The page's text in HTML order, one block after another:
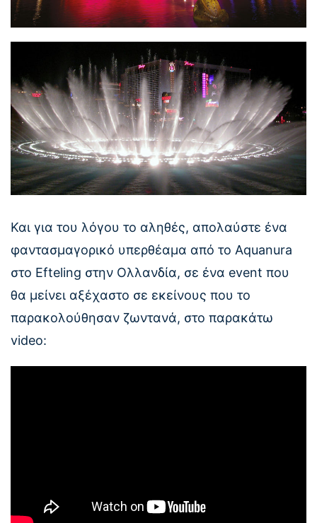
Και για του λόγου το αληθές, απολαύστε ένα
φαντασμαγορικό υπερθέαμα από το Aquanura
στο Efteling στην Ολλανδία, σε ένα event που
θα μείνει αξέχαστο σε εκείνους που το
παρακολούθησαν ζωντανά, στο παρακάτω
video: